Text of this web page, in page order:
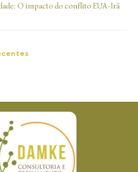
O impacto do conflito EUA-Irã